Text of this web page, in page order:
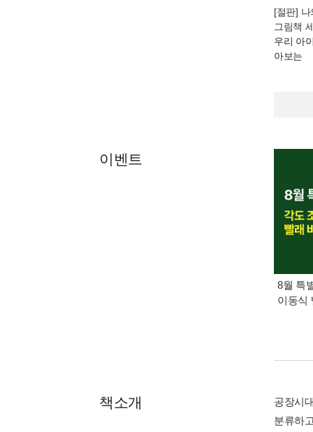
[절판]
그림책
우리 아
아보는
이벤트
8월 특
이동식
책소개
공장시
분류하